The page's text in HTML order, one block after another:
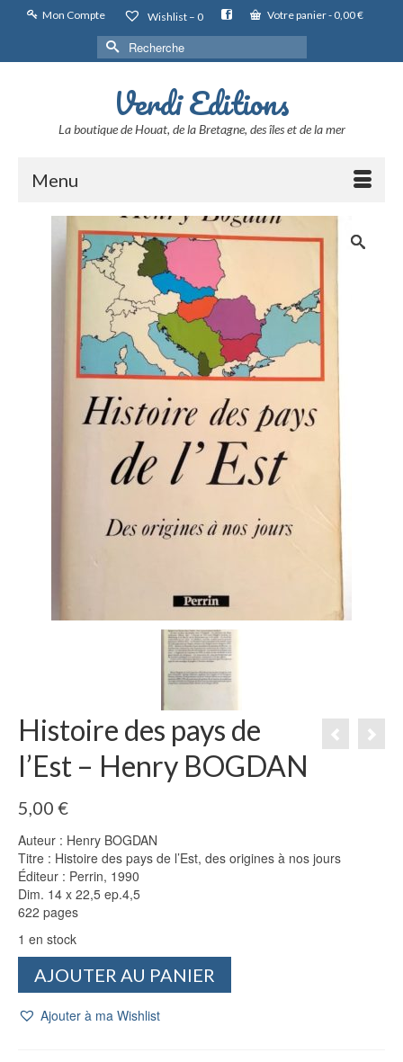
Mon Compte Wishlist – 0 Votre panier- 0,00€
Rechercher :
Verdi Editions
La boutique de Houat, de la Bretagne, des îles et de la mer
Menu
Histoire des pays de
l’Est – Henry BOGDAN
5,00 €
Auteur : Henry BOGDAN
Titre : Histoire des pays de l’Est, des origines à nos jours
Éditeur : Perrin, 1990
Dim. 14 x 22,5 ep.4,5
622 pages
1 en stock
des
AJOUTER AU PANIER
Ajouter à ma Wishlist